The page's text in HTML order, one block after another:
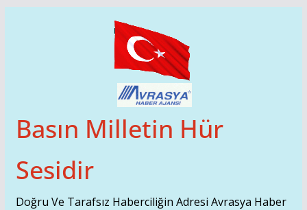
Basın Milletin Hür
Sesidir
Doğru Ve Tarafsız Haberciliğin Adresi Avrasya Haber